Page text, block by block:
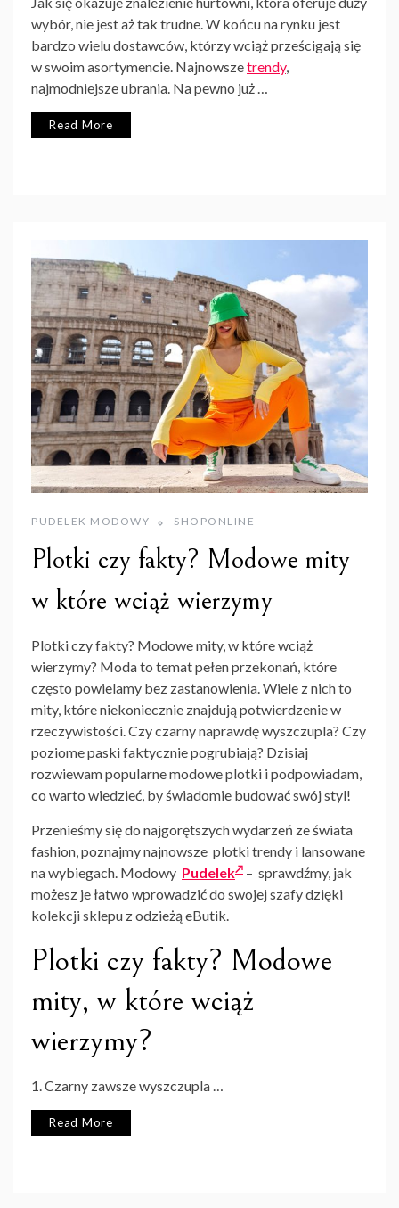
wybór, nie jest aż tak trudne. W końcu na rynku jest
bardzo wielu dostawców, którzy wciąż prześcigają się
w swoim asortymencie. Najnowszetrendy,
najmodniejsze ubrania. Na pewno już …
Read More
PUDELEK MODOWY SHOPONLINE
Plotki czy fakty? Modowe mity
w które wciąż wierzymy
Plotki czy fakty? Modowe mity, w które wciąż
wierzymy? Moda to temat pełen przekonań, które
często powielamy bez zastanowienia. Wiele z nich to
mity, które niekoniecznie znajdują potwierdzenie w
rzeczywistości. Czy czarny naprawdę wyszczupla? Czy
poziome paski faktycznie pogrubiają? Dzisiaj
rozwiewam popularne modowe plotki i podpowiadam,
co warto wiedzieć, by świadomie budować swój styl!
Przenieśmy się do najgorętszych wydarzeń ze świata
fashion, poznajmy najnowsze plotki trendy i lansowane
na wybiegach. Modowy Pudelek
– sprawdźmy, jak
możesz je łatwo wprowadzić do swojej szafy dzięki
kolekcji sklepu z odzieżą eButik.
Plotki czy fakty? Modowe
mity, w które wciąż
wierzymy?
1. Czarny zawsze wyszczupla …
Read More